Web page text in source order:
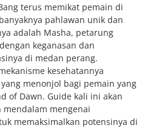
terus memikat pemain di
pahlawan unik dan
adalah Masha, petarung
keganasan dan
di medan perang.
kesehatannya
menonjol bagi pemain yang
of Dawn. Guide kali ini akan
mengenai
memaksimalkan potensinya di